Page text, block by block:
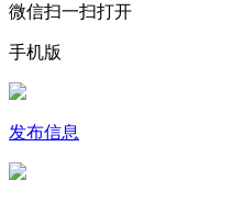
微信扫一扫打开
手机版
发布信息